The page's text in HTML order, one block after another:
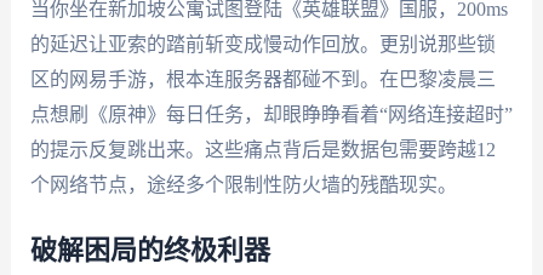
当你坐在新加坡公寓试图登陆《英雄联盟》国服，200ms
的延迟让亚索的踏前斩变成慢动作回放。更别说那些锁
区的网易手游，根本连服务器都碰不到。在巴黎凌晨三
点想刷《原神》每日任务，却眼睁睁看着“网络连接超时”
的提示反复跳出来。这些痛点背后是数据包需要跨越12
个网络节点，途经多个限制性防火墙的残酷现实。
破解困局的终极利器